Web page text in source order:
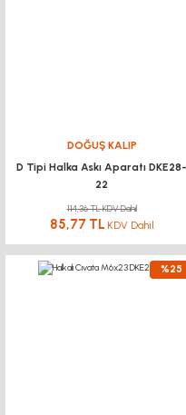
DOĞUŞ KALIP
D Tipi Halka Askı Aparatı DKE28-
22
114,36 TL KDV Dahil
85,77 TL KDV Dahil
%25